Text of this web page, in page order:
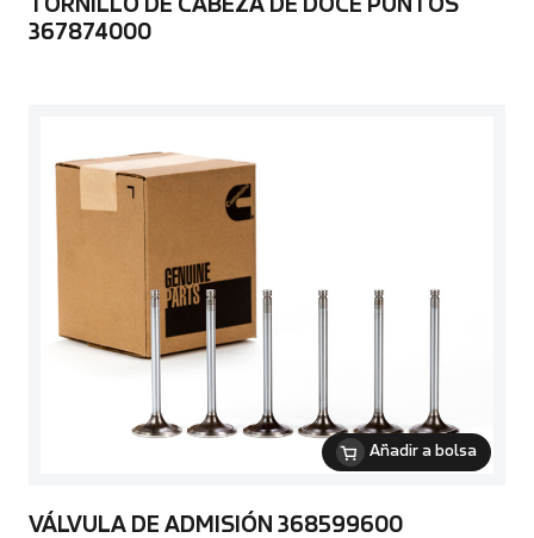
TORNILLO DE CABEZA DE DOCE PUNTOS
367874000
Añadir a bolsa
VÁLVULA DE ADMISIÓN 368599600